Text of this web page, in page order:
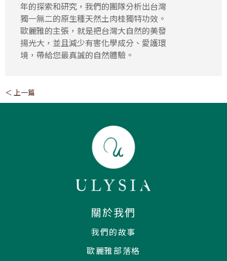
年的探索和研究，我們的團隊分析出台灣
獨一無二的原生種天然土肉桂獨特功效。
歐麗雅的主張，就是把台灣大自然的美發
揚光大，並且減少有害化學成分、愛護環
境，帶給您最真誠的自然體驗。
＜ 上一篇
關於我們
我們的故事
歐麗雅部落格